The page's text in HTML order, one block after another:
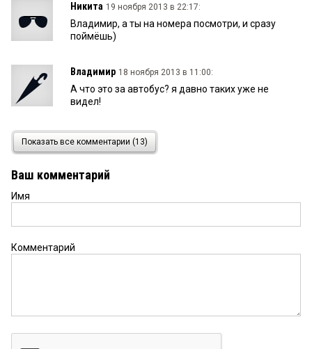
Никита 19 ноября 2013 в 22:17:
Владимир, а ты на номера посмотри, и сразу
поймёшь)
Владимир 18 ноября 2013 в 11:00:
А что это за автобус? я давно таких уже не
видел!
18 ноября 2013 в 09:05:
Как всегда не подумав, ляпнул!
аида 15 ноября 2013 в 15:42:
КВ 14 ноября 2013 в 12:55:
Показать все комментарии (13)
Ваш комментарий
Имя
Комментарий